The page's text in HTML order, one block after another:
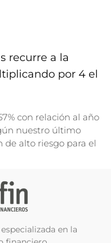
recurre a la
por 4 el
con relación al año
nuestro último
de alto riesgo para el
en la